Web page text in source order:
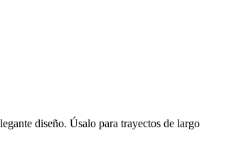
diseño. Úsalo para trayectos de largo